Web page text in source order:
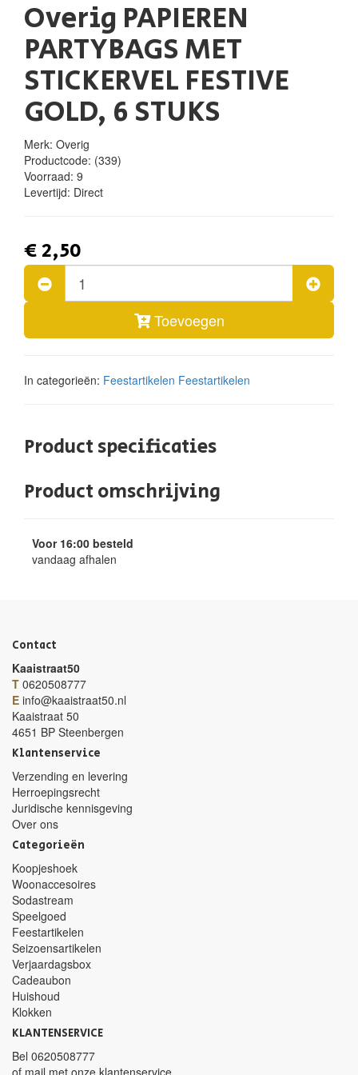
Overig PAPIEREN
PARTYBAGS MET
STICKERVEL FESTIVE
GOLD, 6 STUKS
Merk: Overig
Productcode: (339)
Voorraad: 9
Levertijd: Direct
€ 2,50
Toevoegen
In categorieën: Feestartikelen Feestartikelen
Product specificaties
Product omschrijving
Voor 16:00 besteld
vandaag afhalen
Contact
Kaaistraat50
T 0620508777
E info@kaaistraat50.nl
Kaaistraat 50
4651 BP Steenbergen
Klantenservice
Verzending en levering
Herroepingsrecht
Juridische kennisgeving
Over ons
Categorieën
Koopjeshoek
Woonaccesoires
Sodastream
Speelgoed
Feestartikelen
Seizoensartikelen
Verjaardagsbox
Cadeaubon
Huishoud
Klokken
KLANTENSERVICE
Bel 0620508777
of mail met onze klantenservice